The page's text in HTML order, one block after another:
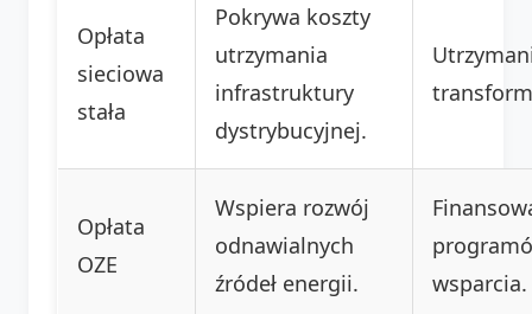
Opłata
sieciowa
stała
Pokrywa koszty
utrzymania
infrastruktury
dystrybucyjnej.
Opłata
OZE
Wspiera rozwój
odnawialnych
źródeł energii.
wsparcia.